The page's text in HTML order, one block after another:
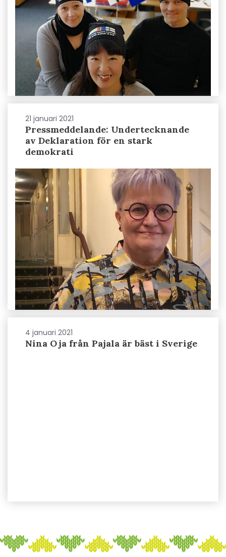
21 januari 2021
Pressmeddelande: Undertecknande
av Deklaration för en stark
demokrati
4 januari 2021
Nina Oja från Pajala är bäst i Sverige